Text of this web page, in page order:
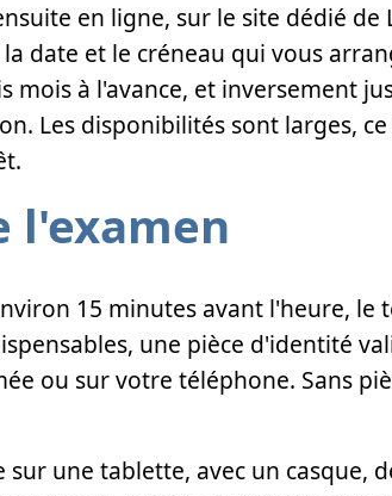
en ligne, sur le site dédié de
date et le créneau qui vous
mois à l'avance, et inversement
Les disponibilités sont larges,
l'examen
15 minutes avant l'heure, le
une pièce d'identité
ou sur votre téléphone. Sans
sur une tablette, avec un casque,